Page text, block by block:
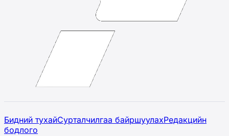
Бидний тухайСурталчилгаа байршуулахРедакцийн
бодлого